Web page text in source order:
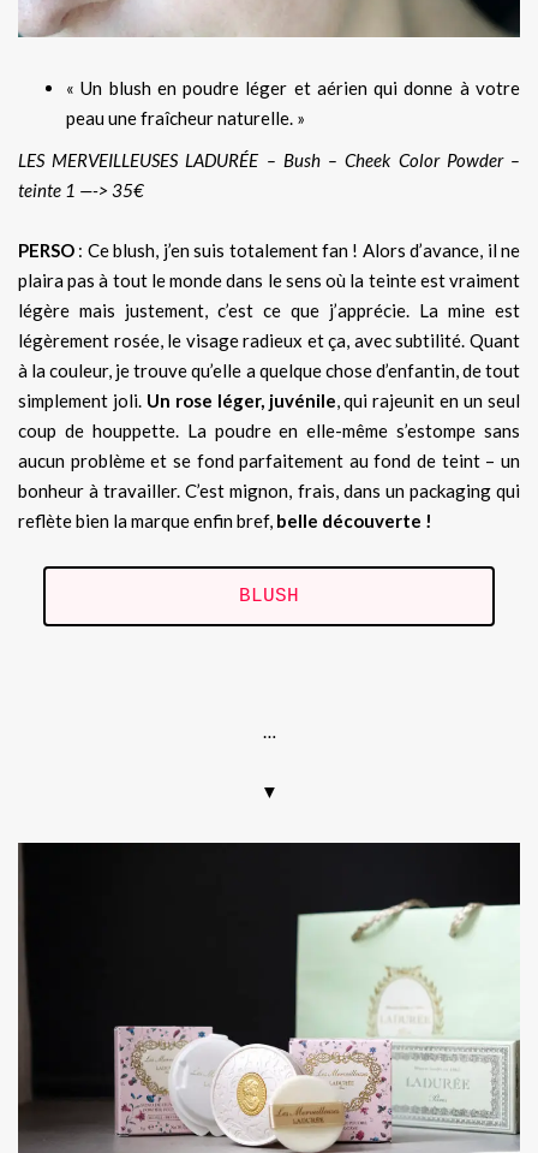
«Un blush en poudre léger et aérien qui donne à votre
peau une fraîcheur naturelle. »
LES MERVEILLEUSES LADURÉE – Bush – Cheek Color Powder –
teinte 1 —-> 35€
PERSO : Ce blush, j’en suis totalement fan ! Alors d’avance, il ne
plaira pas à tout le monde dans le sens où la teinte est vraiment
légère mais justement, c’est ce que j’apprécie. La mine est
légèrement rosée, le visage radieux et ça, avec subtilité. Quant
à la couleur, je trouve qu’elle a quelque chose d’enfantin, de tout
simplement joli. Un rose léger, juvénile , qui rajeunit en un seul
coup de houppette. La poudre en elle-même s’estompe sans
aucun problème et se fond parfaitement au fond de teint – un
bonheur à travailler. C’est mignon, frais, dans un packaging qui
reflète bien la marque enfin bref, belle découverte !
BLUSH
▼